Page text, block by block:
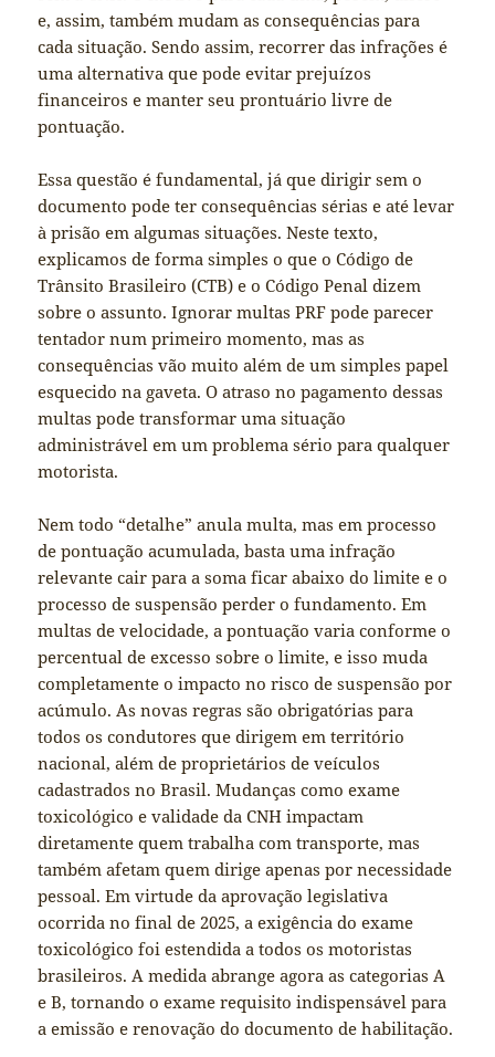
e, assim, também mudam as consequências para
cada situação. Sendo assim, recorrer das infrações é
uma alternativa que pode evitar prejuízos
financeiros e manter seu prontuário livre de
pontuação.
Essa questão é fundamental, já que dirigir sem o
documento pode ter consequências sérias e até levar
à prisão em algumas situações. Neste texto,
explicamos de forma simples o que o Código de
Trânsito Brasileiro (CTB) e o Código Penal dizem
sobre o assunto. Ignorar multas PRF pode parecer
tentador num primeiro momento, mas as
consequências vão muito além de um simples papel
esquecido na gaveta. O atraso no pagamento dessas
multas pode transformar uma situação
administrável em um problema sério para qualquer
motorista.
Nem todo “detalhe” anula multa, mas em processo
de pontuação acumulada, basta uma infração
relevante cair para a soma ficar abaixo do limite e o
processo de suspensão perder o fundamento. Em
multas de velocidade, a pontuação varia conforme o
percentual de excesso sobre o limite, e isso muda
completamente o impacto no risco de suspensão por
acúmulo. As novas regras são obrigatórias para
todos os condutores que dirigem em território
nacional, além de proprietários de veículos
cadastrados no Brasil. Mudanças como exame
toxicológico e validade da CNH impactam
diretamente quem trabalha com transporte, mas
também afetam quem dirige apenas por necessidade
pessoal. Em virtude da aprovação legislativa
ocorrida no final de 2025, a exigência do exame
toxicológico foi estendida a todos os motoristas
brasileiros. A medida abrange agora as categorias A
e B, tornando o exame requisito indispensável para
a emissão e renovação do documento de habilitação.